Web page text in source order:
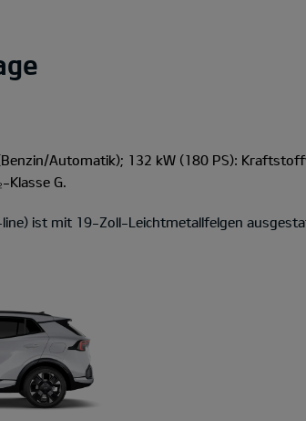
Automatik); 132 kW (180 PS):
Klasse G.
line) ist mit 19-Zoll-Leichtmetallfelgen